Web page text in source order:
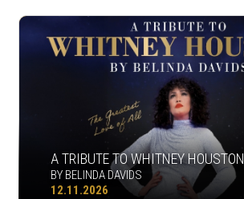
A TRIBUTE TO WHITNEY HOUSTON
BY BELINDA DAVIDS
12.11.2026